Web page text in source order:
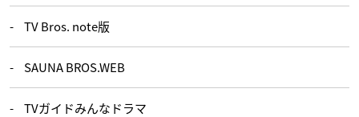
TV Bros. note版
SAUNA BROS.WEB
TVガイドみんなドラマ